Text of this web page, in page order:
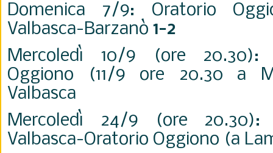
Domenica 7/9: Oratorio
Valbasca-Barzanò 1-2
Mercoledì 10/9 (ore 20.30):
Oggiono (11/9 ore 20.30 a
Valbasca
Mercoledì 24/9 (ore 20.30):
Valbasca-Oratorio Oggiono (a